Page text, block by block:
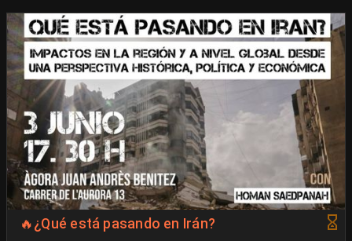
🔥¿Qué está pasando en Irán?